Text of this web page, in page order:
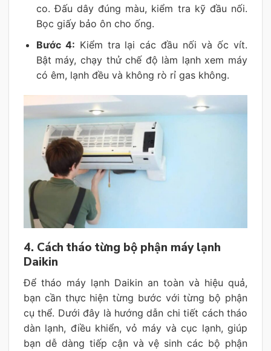
co. Đấu dây đúng màu, kiểm tra kỹ đầu nối.
Bọc giấy bảo ôn cho ống.
Bước 4: Kiểm tra lại các đầu nối và ốc vít.
Bật máy, chạy thử chế độ làm lạnh xem máy
có êm, lạnh đều và không rò rỉ gas không.
4. Cách tháo từng bộ phận máy lạnh
Daikin
Để tháo máy lạnh Daikin an toàn và hiệu quả,
bạn cần thực hiện từng bước với từng bộ phận
cụ thể. Dưới đây là hướng dẫn chi tiết cách tháo
dàn lạnh, điều khiển, vỏ máy và cục lạnh, giúp
bạn dễ dàng tiếp cận và vệ sinh các bộ phận